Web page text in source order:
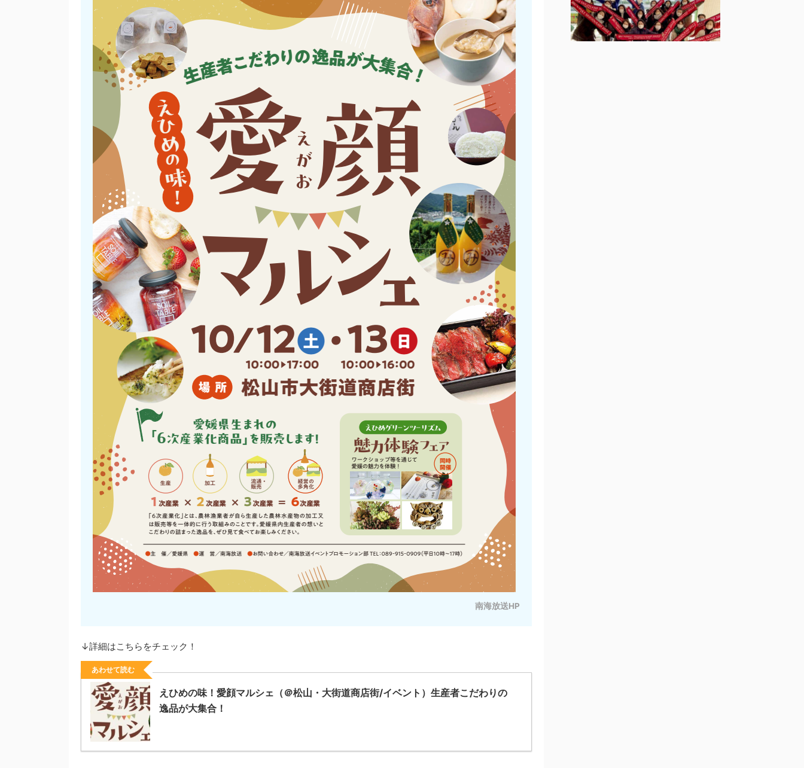
南海放送HP
↓詳細はこちらをチェック！
あわせて読む
えひめの味！愛顔マルシェ（＠松山・大街道商店街/イベント）生産者こだわりの
逸品が大集合！